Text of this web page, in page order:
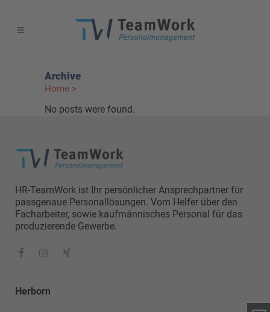
Archive
Home >
No posts were found.
HR-TeamWork ist Ihr persönlicher Ansprechpartner für
passgenaue Personallösungen. Vom Helfer über den
Facharbeiter, sowie kaufmännisches Personal für das
produzierende Gewerbe.
Herborn